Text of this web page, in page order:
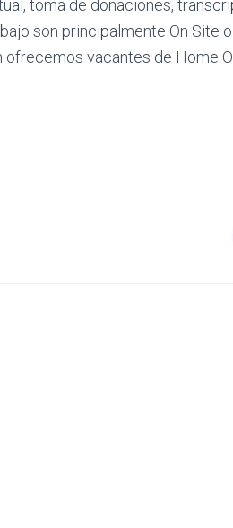
toma de donaciones,
son principalmente On Site
ofrecemos vacantes de Home